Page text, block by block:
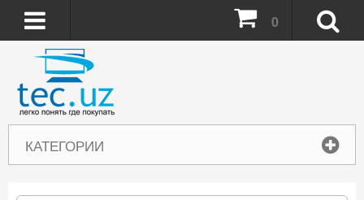
КАТЕГОРИИ
0